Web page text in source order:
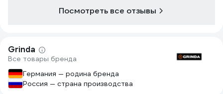
купил загодя оказалась 1- 5/8.
стенкам в 3 мм внешний диаметр в
аккурат 25 мм). Напор у меня не
сильный, от дренажного насоса, так
что не вышибает. Разные насадки
Посмотреть все отзывы
Grinda
Все товары бренда
Германия — родина бренда
Россия — страна производства